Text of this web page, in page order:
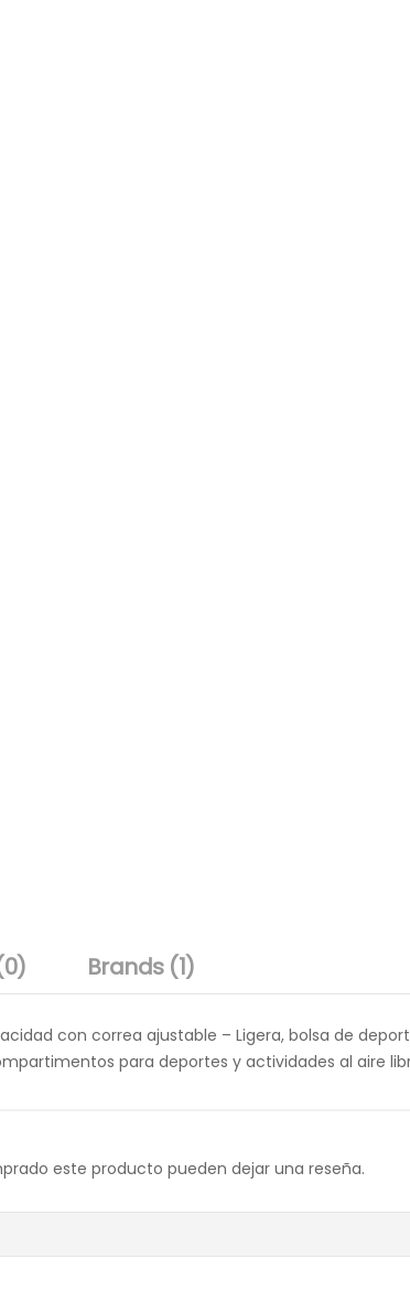
Brands (1)
con correa ajustable – Ligera, bolsa de
para deportes y actividades al aire
este producto pueden dejar una reseña.